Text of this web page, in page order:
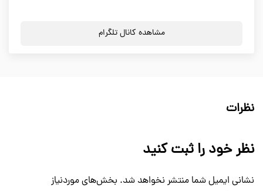
مشاهده کانال تلگرام
نظرات
نظر خود را ثبت کنید
نشانی ایمیل شما منتشر نخواهد شد. بخش‌های موردنیاز